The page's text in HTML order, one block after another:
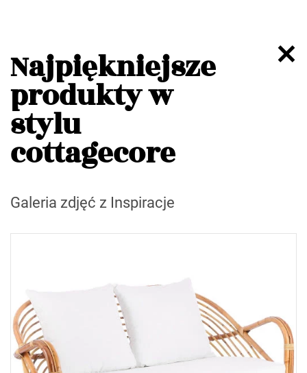
Najpiękniejsze
produkty w
stylu
cottagecore
Galeria zdjęć z Inspiracje